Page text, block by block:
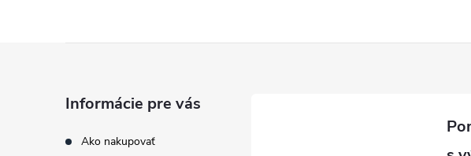
Informácie pre vás
Ako nakupovať